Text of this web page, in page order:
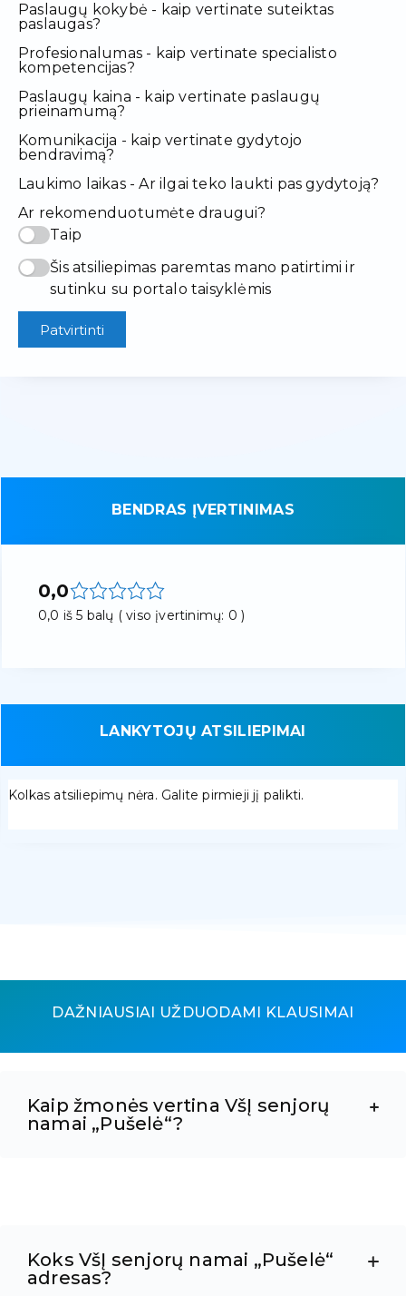
Paslaugų kokybė - kaip vertinate suteiktas
paslaugas?
Profesionalumas - kaip vertinate specialisto
kompetencijas?
Paslaugų kaina - kaip vertinate paslaugų
prieinamumą?
Komunikacija - kaip vertinate gydytojo
bendravimą?
Laukimo laikas - Ar ilgai teko laukti pas gydytoją?
Ar rekomenduotumėte draugui?
Taip
Šis atsiliepimas paremtas mano patirtimi ir
sutinku su portalo taisyklėmis
Patvirtinti
BENDRAS ĮVERTINIMAS
0,0
0,0 iš 5 balų ( viso įvertinimų: 0 )
LANKYTOJŲ ATSILIEPIMAI
Kolkas atsiliepimų nėra. Galite pirmieji jį palikti.
DAŽNIAUSIAI UŽDUODAMI KLAUSIMAI
Kaip žmonės vertina VšĮ senjorų
namai „Pušelė“?
Koks VšĮ senjorų namai „Pušelė“
adresas?